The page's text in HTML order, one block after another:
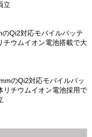
立
Qi2対応モバイルバッテ
ウムイオン電池搭載で大
のQi2対応モバイルバッ
チウムイオン電池採用で